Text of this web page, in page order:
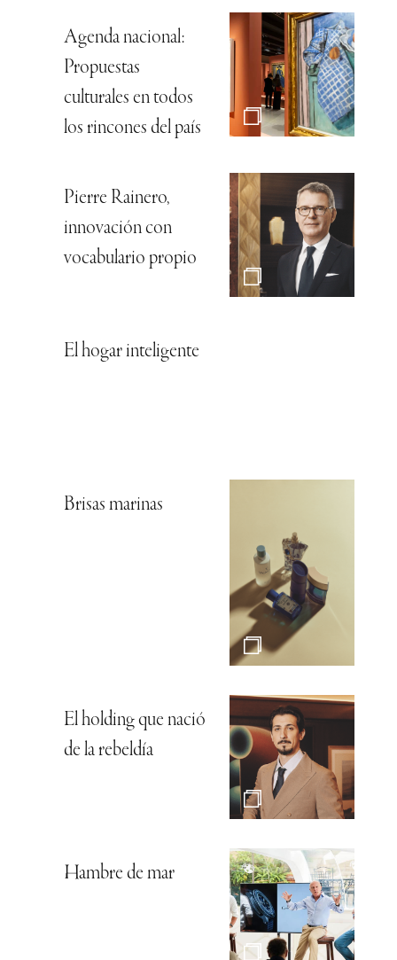
Agenda nacional:
Propuestas
culturales en todos
los rincones del país
Pierre Rainero,
innovación con
vocabulario propio
El hogar inteligente
Brisas marinas
El holding que nació
de la rebeldía
Hambre de mar